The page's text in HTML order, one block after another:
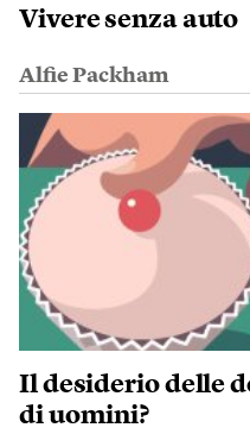
Vivere senza auto
Alfie Packham
Il desiderio delle
di uomini?